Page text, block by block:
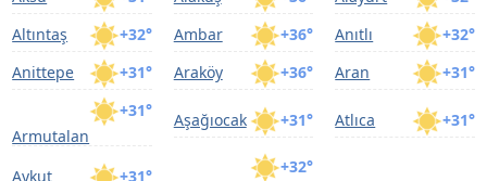
+32°
Altıntaş +36°
Ambar +32°
Anıtlı
+31°
Anittepe +36°
Araköy +31°
Aran
+31°
Armutalan
+31°
Aşağıocak +31°
Atlıca
+31°
Aykut
+32°